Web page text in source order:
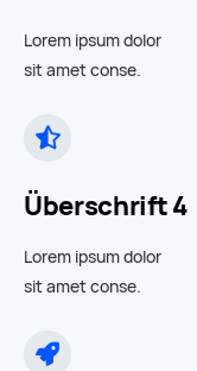
Lorem ipsum dolor
sit amet conse.
Überschrift 4
Lorem ipsum dolor
sit amet conse.